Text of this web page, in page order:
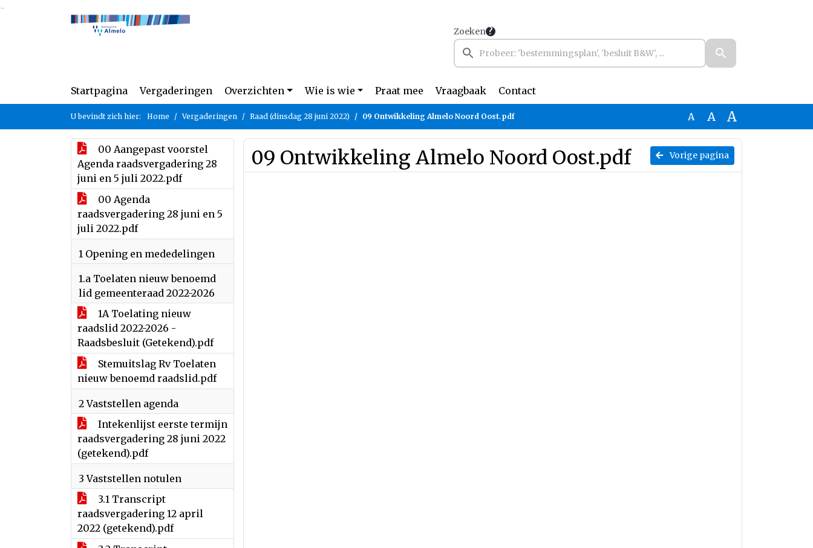
Ga naar de inhoud van deze pagina
Ga naar het zoeken
Ga naar het menu
Zoeken
Startpagina Vergaderingen Overzichten Wie is wie Praat mee Vraagbaak Contact
U bevindt zich hier: Home Vergaderingen Raad (dinsdag 28 juni 2022) 09 Ontwikkeling Almelo Noord Oost.pdf A A A
00 Aangepast voorstel
Agenda raadsvergadering 28
juni en 5 juli 2022.pdf
00 Agenda
raadsvergadering 28 juni en 5
juli 2022.pdf
1 Opening en mededelingen
1.a Toelaten nieuw benoemd
lid gemeenteraad 2022-2026
1A Toelating nieuw
raadslid 2022-2026 -
Raadsbesluit (Getekend).pdf
Stemuitslag Rv Toelaten
nieuw benoemd raadslid.pdf
2 Vaststellen agenda
Intekenlijst eerste termijn
raadsvergadering 28 juni 2022
(getekend).pdf
3 Vaststellen notulen
3.1 Transcript
raadsvergadering 12 april
2022 (getekend).pdf
Vorige pagina
09 Ontwikkeling Almelo Noord Oost.pdf